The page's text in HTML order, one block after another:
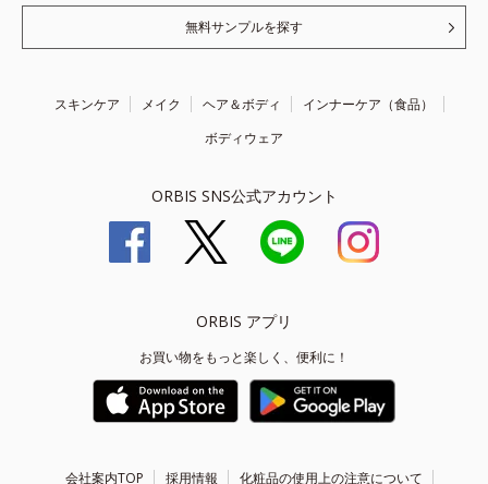
無料サンプルを探す
スキンケア メイク ヘア＆ボディ
インナーケア（食品）
ボディウェア
ORBIS SNS公式アカウント
ORBIS アプリ
お買い物をもっと楽しく、便利に！
会社案内TOP 採用情報 化粧品の使用上の注意について